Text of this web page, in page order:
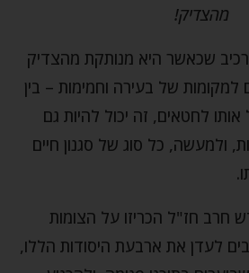
מהצדיק!
שכאשר היא מנותקת מהצדיק
של בעירה וחמימות – בין
לחטאים, זה יכול להיות גם
ולמעשה, כל סוג של סגנון חיים
חרב חז"ל הכריזו על הצומות
לעדן את ארבעת היסודות הללו,